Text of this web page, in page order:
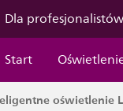
Dla profesjonalistów
Start
oświetlenie